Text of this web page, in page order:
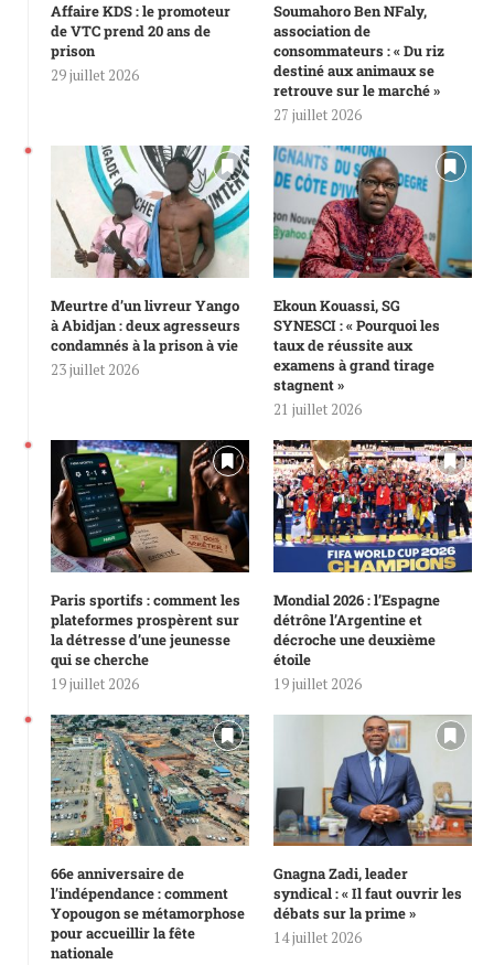
Affaire KDS : le promoteur
de VTC prend 20 ans de
prison
29 juillet 2026
Soumahoro Ben NFaly,
association de
consommateurs : « Du riz
destiné aux animaux se
retrouve sur le marché »
27 juillet 2026
Meurtre d’un livreur Yango
à Abidjan : deux agresseurs
condamnés à la prison à vie
23 juillet 2026
Ekoun Kouassi, SG
SYNESCI : « Pourquoi les
taux de réussite aux
examens à grand tirage
stagnent »
21 juillet 2026
Paris sportifs : comment les
plateformes prospèrent sur
la détresse d’une jeunesse
qui se cherche
19 juillet 2026
Mondial 2026 : l’Espagne
détrône l’Argentine et
décroche une deuxième
étoile
19 juillet 2026
66e anniversaire de
l’indépendance : comment
Yopougon se métamorphose
pour accueillir la fête
nationale
Gnagna Zadi, leader
syndical : « Il faut ouvrir les
débats sur la prime »
14 juillet 2026